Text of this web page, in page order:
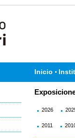
Inicio
2026
2011